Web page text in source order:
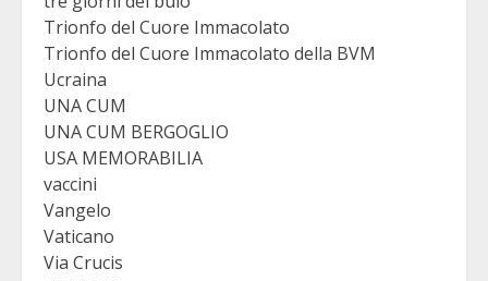
Trionfo del Cuore Immacolato
Trionfo del Cuore Immacolato della BVM
Ucraina
UNA CUM
UNA CUM BERGOGLIO
USA MEMORABILIA
vaccini
Vangelo
Vaticano
Via Crucis